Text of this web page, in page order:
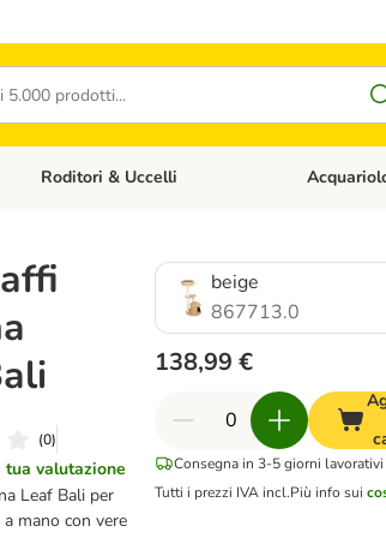
CaniApri Menù Categoria: Diete
Roditori & Uccelli Apri Menù
(0)
tua valutazione
Leaf Bali per
mano con vere
beige
867713.0
138,99 €
Consegna in 3-5 giorni lavorativi
Tutti i prezzi IVA incl.Più info sui